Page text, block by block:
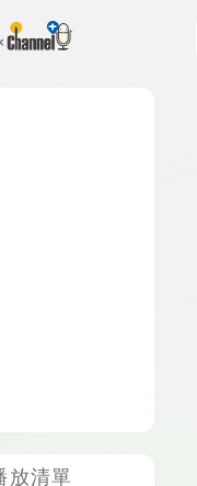
塊
放清單